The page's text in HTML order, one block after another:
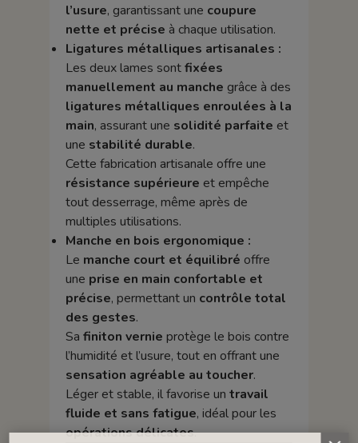
l’usure, garantissant une coupure
nette et précise à chaque utilisation.
Ligatures métalliques artisanales :
Les deux lames sontfixées
manuellement au manche grâce à des
ligatures métalliques enroulées à la
main, assurant une solidité parfaite et
une stabilité durable.
Cette fabrication artisanale offre une
résistance supérieure et empêche
tout desserrage, même après de
multiples utilisations.
Manche en bois ergonomique :
Le manche court et équilibré offre
une prise en main confortable et
précise, permettant un contrôle total
des gestes.
Sa finiton vernie protège le bois contre
l’humidité et l’usure, tout en offrant une
sensation agréable au toucher.
Léger et stable, il favorise un travail
fluide et sans fatigue, idéal pour les
opérations délicates.